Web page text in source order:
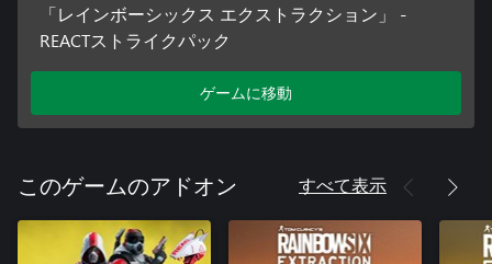
「レインボーシックス エクストラクション」 -
REACTストライクパック
ゲームに移動
このゲームのアドオン すべて表示